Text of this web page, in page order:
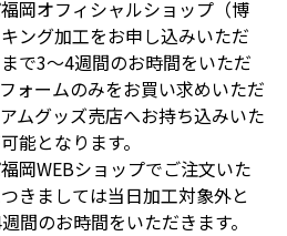
岡オフィシャルショップ（博
ング加工をお申し込みいただ
で3～4週間のお時間をいただ
ォームのみをお買い求めいただ
ムグッズ売店へお持ち込みいた
能となります。
岡WEBショップでご注文いた
きましては当日加工対象外と
間のお時間をいただきます。